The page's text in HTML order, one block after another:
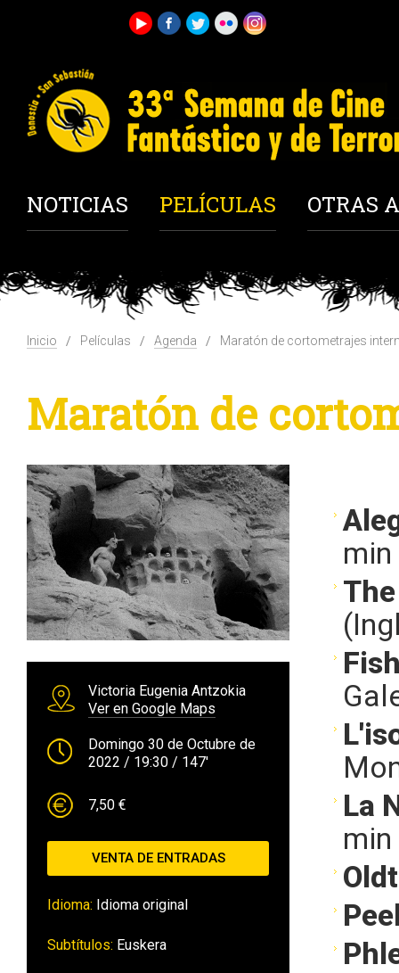
NOTICIAS PELÍCULAS OTRAS
Inicio Películas Agenda Maratón de cortometrajes
Maratón de
Victoria Eugenia Antzokia
Ver en Google Maps
Domingo 30 de Octubre de
2022 / 19:30 / 147'
7,50 €
VENTA DE ENTRADAS
Idioma: Idioma original
Subtítulos: Euskera
min
La
min